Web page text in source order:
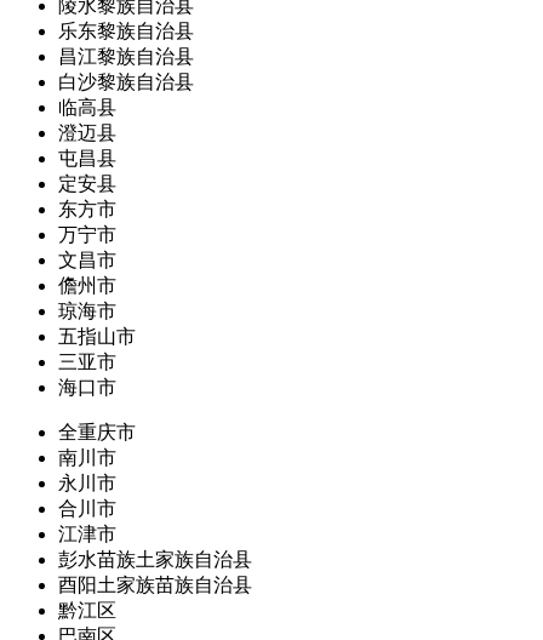
陵水黎族自治县
乐东黎族自治县
昌江黎族自治县
白沙黎族自治县
临高县
澄迈县
屯昌县
定安县
东方市
万宁市
文昌市
儋州市
琼海市
五指山市
三亚市
海口市
全重庆市
南川市
永川市
合川市
江津市
彭水苗族土家族自治县
酉阳土家族苗族自治县
黔江区
巴南区